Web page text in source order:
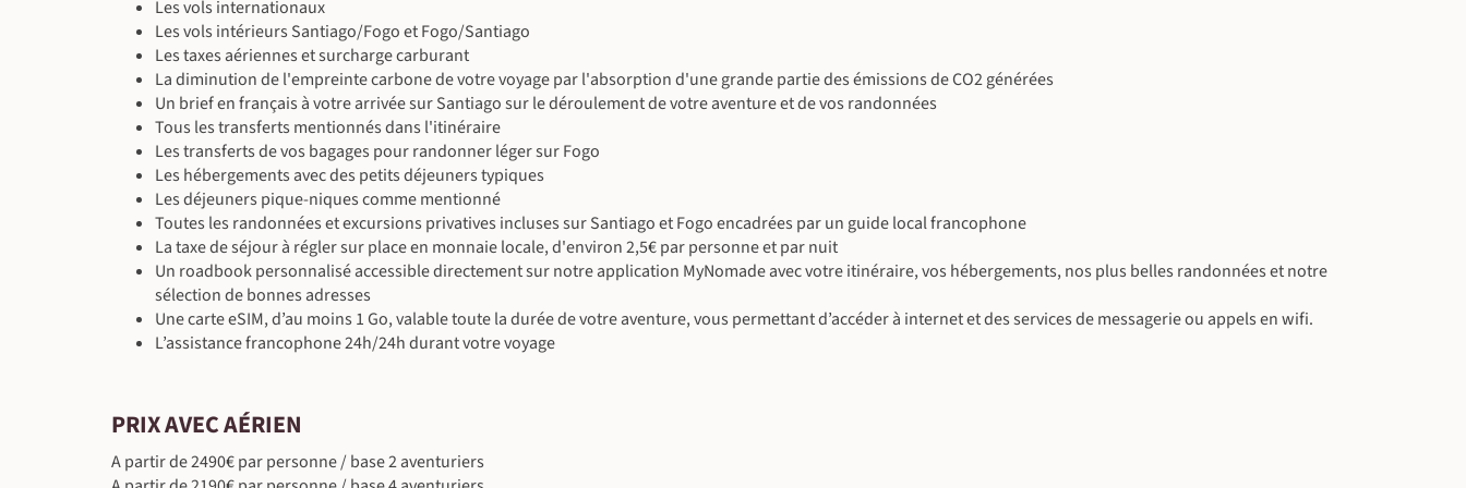
©
pied du volcan.
En guest house - Casa Cicilio
Petit-déjeuner & déjeuner inclus - dîner libre
Chauffeur lusophone, Guide local francophone
En voiture avec chauffeur (135 km ~4 h)
Randonnée (~4 h)
1044 m
En guest house - Casa Cicilio
Petit-déjeuner & déjeuner inclus - dîner libre
Guide local francophone
Randonnée (~6 h)
1100 m
Chauffeur lusophone, Guide local francophone
En voiture avec chauffeur (36 km ~1 h 30)
Randonnée (~5 h)
panoramas remarquables qui s'étendent jusqu'à l'océan.
En lodge - Strela Mountain Lodge(ou équivalent)
Petit-déjeuner & déjeuner inclus - dîner libre
Chauffeur lusophone, Guide local francophone
En voiture avec chauffeur (~15 min)
Petit-déjeuner & déjeuner inclus - dîner libre
Chauffeur lusophone, Guide local francophone
Randonnée (~2 h 30)
500 m
Les vols internationaux
Les vols intérieurs Santiago/Fogo et Fogo/Santiago
Les taxes aériennes et surcharge carburant
La diminution de l'empreinte carbone de votre voyage par l'absorption d'une grande partie des émissions de CO2 générées
Un brief en français à votre arrivée sur Santiago sur le déroulement de votre aventure et de vos randonnées
Tous les transferts mentionnés dans l'itinéraire
Les transferts de vos bagages pour randonner léger sur Fogo
Les hébergements avec des petits déjeuners typiques
Les déjeuners pique-niques comme mentionné
Toutes les randonnées et excursions privatives incluses sur Santiago et Fogo encadrées par un guide local francophone
La taxe de séjour à régler sur place en monnaie locale, d'environ 2,5€ par personne et par nuit
Un roadbook personnalisé accessible directement sur notre application MyNomade avec votre itinéraire, vos hébergements, nos plus belles randonnées et notre
sélection de bonnes adresses
Une carte eSIM, d’au moins 1 Go, valable toute la durée de votre aventure, vous permettant d’accéder à internet et des services de messagerie ou appels en wifi.
L’assistance francophone 24h/24h durant votre voyage
PRIX AVEC AÉRIEN
A partir de 2490€ par personne / base 2 aventuriers